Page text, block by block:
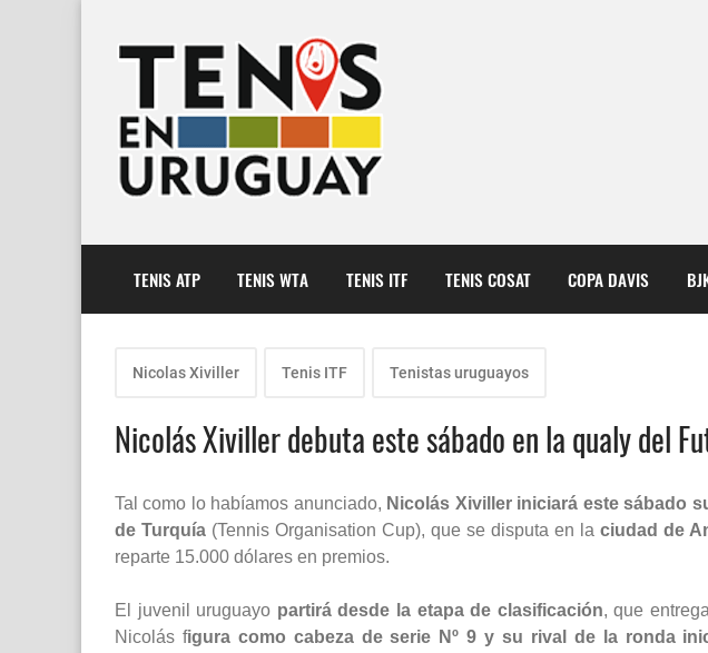
TENIS ATP TENIS WTA TENIS ITF TENIS COSAT COPA DAVIS
Nicolas Xiviller Tenis ITF Tenistas uruguayos
Nicolás Xiviller debuta este sábado en la qualy del
Tal como lo habíamos anunciado, Nicolás Xiviller iniciará este sábado
de Turquía (Tennis Organisation Cup), que se disputa en la ciudad de
reparte 15.000 dólares en premios.
El juvenil uruguayo partirá desde la etapa de clasificación, que
Nicolás figura como cabeza de serie Nº 9 y su rival de la ronda